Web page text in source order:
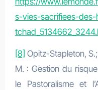
s-vies-sacrifiees-
[8] Opitz-Stapleton,
M. : Gestion du
le Pastoralisme et